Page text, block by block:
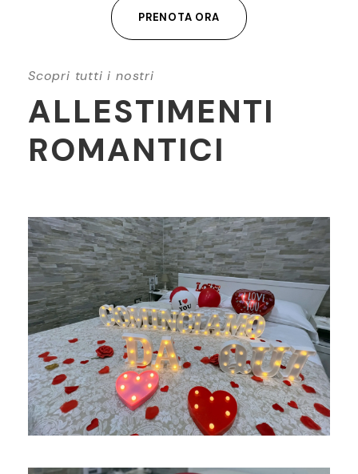
PRENOTA ORA
Scopri tutti i nostri
ALLESTIMENTI
ROMANTICI